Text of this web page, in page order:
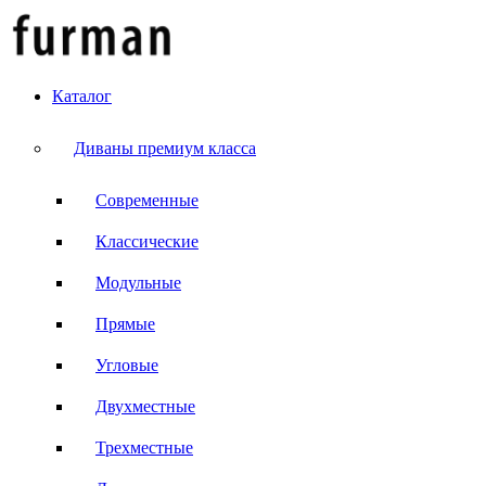
Каталог
Диваны премиум класса
Современные
Классические
Модульные
Прямые
Угловые
Двухместные
Трехместные